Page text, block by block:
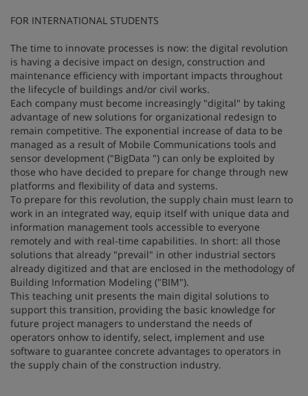
FOR INTERNATIONAL STUDENTS
The time to innovate processes is now: the digital revolution
is having a decisive impact on design, construction and
maintenance efficiency with important impacts throughout
the lifecycle of buildings and/or civil works.
Each company must become increasingly "digital" by taking
advantage of new solutions for organizational redesign to
remain competitive. The exponential increase of data to be
managed as a result of Mobile Communications tools and
sensor development ("BigData ") can only be exploited by
those who have decided to prepare for change through new
platforms and flexibility of data and systems.
To prepare for this revolution, the supply chain must learn to
work in an integrated way, equip itself with unique data and
information management tools accessible to everyone
remotely and with real-time capabilities. In short: all those
solutions that already "prevail" in other industrial sectors
already digitized and that are enclosed in the methodology of
Building Information Modeling ("BIM").
This teaching unit presents the main digital solutions to
support this transition, providing the basic knowledge for
future project managers to understand the needs of
operators onhow to identify, select, implement and use
software to guarantee concrete advantages to operators in
the supply chain of the construction industry.